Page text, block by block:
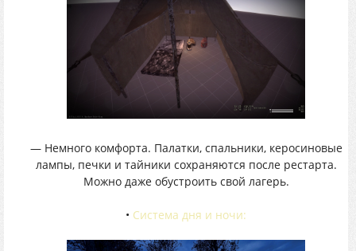
— Немного комфорта. Палатки, спальники, керосиновые
лампы, печки и тайники сохраняются после рестарта.
Можно даже обустроить свой лагерь.
• Система дня и ночи: